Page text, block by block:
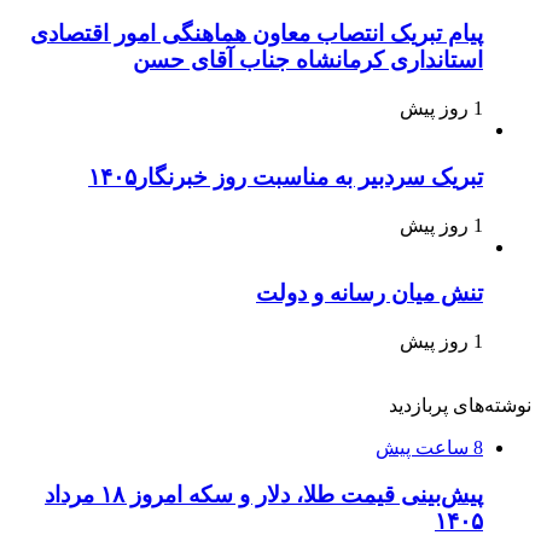
پیام تبریک انتصاب معاون هماهنگی امور اقتصادی
استانداری کرمانشاه جناب آقای حسن
1 روز پیش
تبریک سردبیر به مناسبت روز خبرنگار۱۴۰۵
1 روز پیش
تنش میان رسانه و دولت
1 روز پیش
نوشته‌های پربازدید
8 ساعت پیش
پیش‌بینی قیمت طلا، دلار و سکه امروز ۱۸ مرداد
۱۴۰۵